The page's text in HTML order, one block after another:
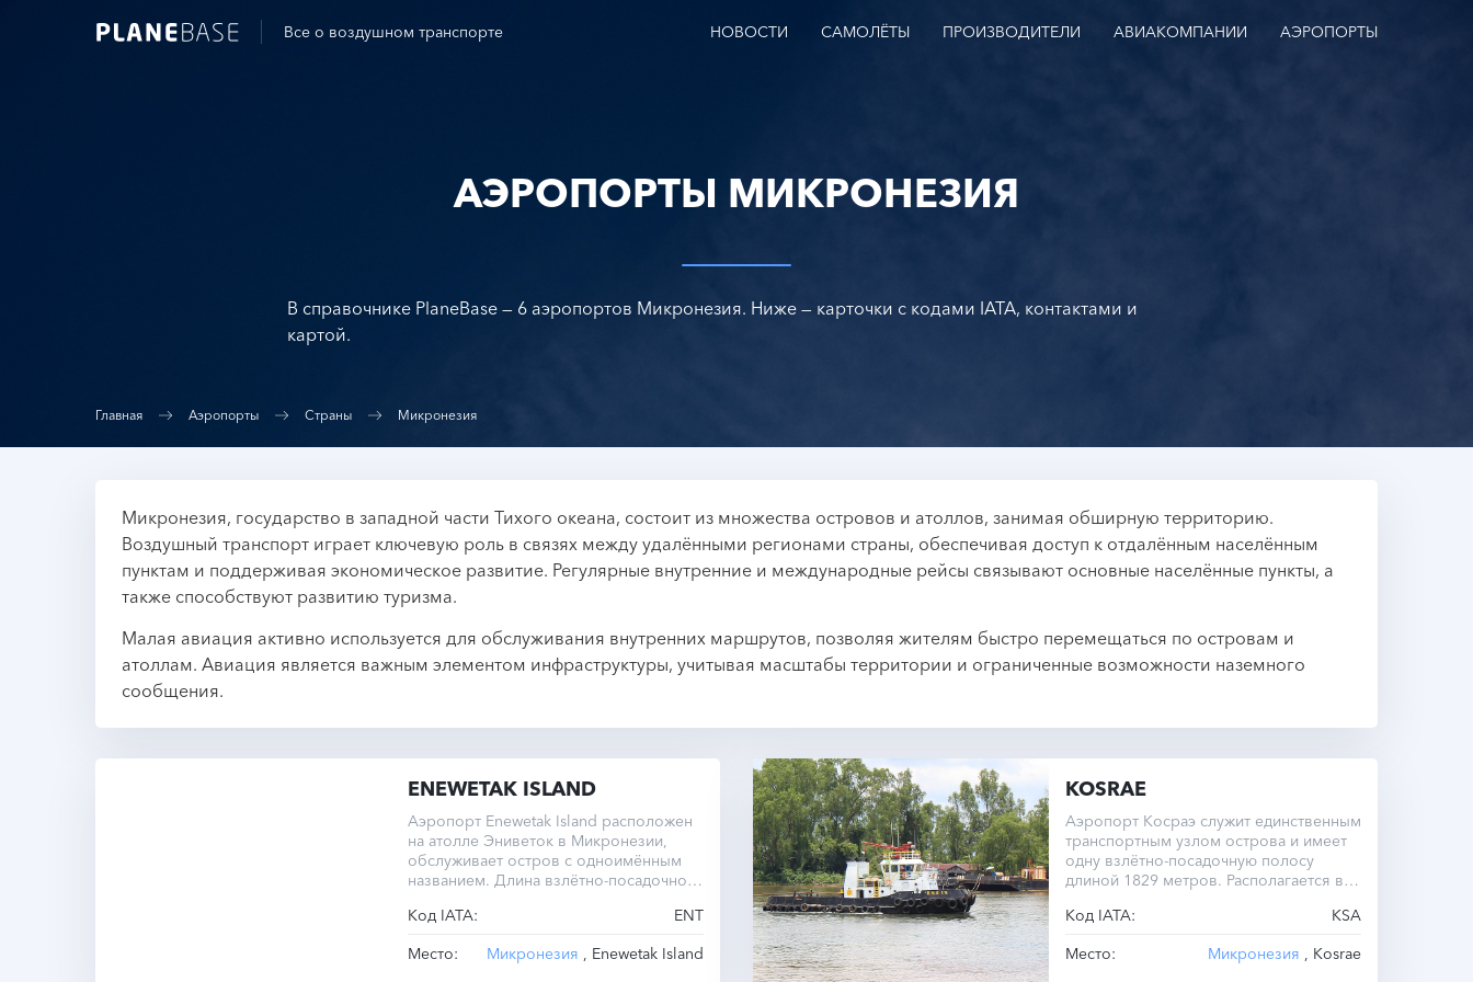
Все о воздушном транспорте НОВОСТИ САМОЛЁТЫ ПРОИЗВОДИТЕЛИ АВИАКОМПАНИИ АЭРОПОРТЫ
АЭРОПОРТЫ МИКРОНЕЗИЯ
В справочнике PlaneBase — 6 аэропортов Микронезия. Ниже — карточки с кодами IATA, контактами и
картой.
Главная Аэропорты Страны Микронезия
Микронезия, государство в западной части Тихого океана, состоит из множества островов и атоллов, занимая обширную территорию.
Воздушный транспорт играет ключевую роль в связях между удалёнными регионами страны, обеспечивая доступ к отдалённым населённым
пунктам и поддерживая экономическое развитие. Регулярные внутренние и международные рейсы связывают основные населённые пункты, а
также способствуют развитию туризма.
Малая авиация активно используется для обслуживания внутренних маршрутов, позволяя жителям быстро перемещаться по островам и
атоллам. Авиация является важным элементом инфраструктуры, учитывая масштабы территории и ограниченные возможности наземного
сообщения.
ENEWETAK ISLAND
Аэропорт Enewetak Island расположен
на атолле Эниветок в Микронезии,
обслуживает остров с одноимённым
названием. Длина взлётно-посадочной
высоте 4 метра над уровнем моря.
Код IATA:
ENT
Место:
Микронезия , Enewetak Island
KOSRAE
Аэропорт Косраэ служит единственным
транспортным узлом острова и имеет
одну взлётно-посадочную полосу
длиной 1829 метров. Располагается в
Код IATA:
KSA
Место:
Микронезия , Kosrae